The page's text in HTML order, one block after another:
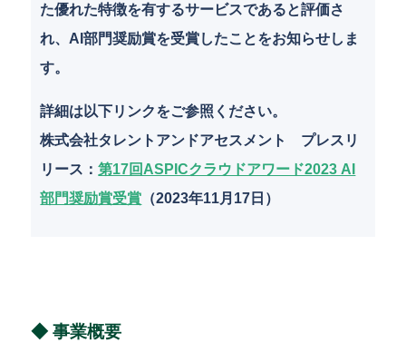
た優れた特徴を有するサービスであると評価さ
れ、AI部門奨励賞を受賞したことをお知らせしま
す。
詳細は以下リンクをご参照ください。
株式会社タレントアンドアセスメント プレスリ
リース ：第17回ASPICクラウドアワード2023 AI
部門奨励賞受賞 （2023年11月17日）
◆ 事業概要